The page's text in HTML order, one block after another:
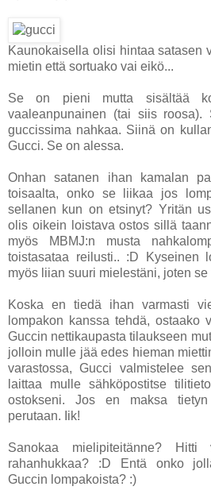
Kaunokaisella olisi hintaa satasen
mietin että sortuako vai eikö...
Se on pieni mutta sisältää
vaaleanpunainen (tai siis roosa).
guccissima nahkaa. Siinä on
Gucci. Se on alessa.
Onhan satanen ihan kamalan
toisaalta, onko se liikaa jos
sellanen kun on etsinyt? Yritän
olis oikein loistava ostos sillä
myös MBMJ:n musta
toistasataa reilusti.. :D Kyseinen
myös liian suuri mielestäni, joten
Koska en tiedä ihan varmasti
lompakon kanssa tehdä, ostaako
Guccin nettikaupasta tilaukseen
jolloin mulle jää edes hieman
varastossa, Gucci valmistelee
laittaa mulle sähköpostitse
ostokseni. Jos en maksa
perutaan. Iik!
Sanokaa mielipiteitänne?
rahanhukkaa? :D Entä onko
Guccin lompakoista? :)